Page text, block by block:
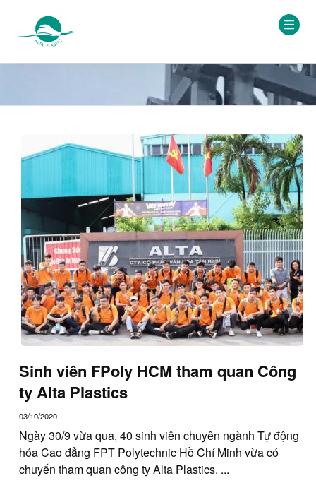
Sinh viên FPoly HCM tham quan Công
ty Alta Plastics
03/10/2020
Ngày 30/9 vừa qua, 40 sinh viên chuyên ngành Tự động
hóa Cao đẳng FPT Polytechnic Hồ Chí Minh vừa có
chuyến tham quan công ty Alta Plastics. ...